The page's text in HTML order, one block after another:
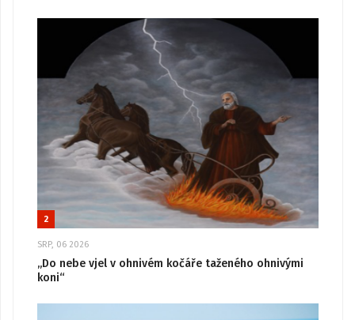
2
SRP, 06 2026
„Do nebe vjel v ohnivém kočáře taženého ohnivými
koni“